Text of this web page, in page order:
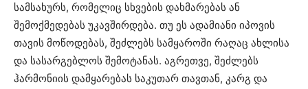
სამსახურს, რომელიც სხვების დახმარებას ან
შემოქმედებას უკავშირდება. თუ ეს ადამიანი იპოვის
თავის მოწოდებას, შეძლებს სამყაროში რაღაც ახლისა
და სასარგებლოს შემოტანას. აგრეთვე, შეძლებს
ჰარმონიის დამყარებას საკუთარ თავთან, კარგ და